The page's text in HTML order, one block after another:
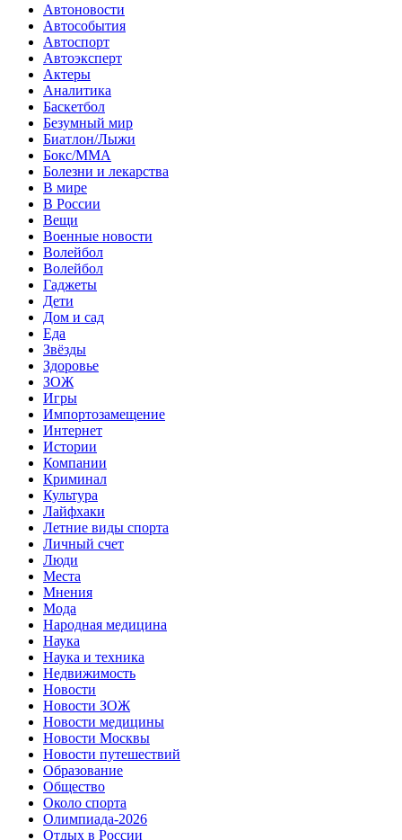
Автоновости
Автособытия
Автоспорт
Автоэксперт
Актеры
Аналитика
Баскетбол
Безумный мир
Биатлон/Лыжи
Бокс/MMA
Болезни и лекарства
В мире
В России
Вещи
Военные новости
Волейбол
Волейбол
Гаджеты
Дети
Дом и сад
Еда
Звёзды
Здоровье
ЗОЖ
Игры
Импортозамещение
Интернет
Истории
Компании
Криминал
Культура
Лайфхаки
Летние виды спорта
Личный счет
Люди
Места
Мнения
Мода
Народная медицина
Наука
Наука и техника
Недвижимость
Новости
Новости ЗОЖ
Новости медицины
Новости Москвы
Новости путешествий
Образование
Общество
Около спорта
Олимпиада-2026
Отдых в России